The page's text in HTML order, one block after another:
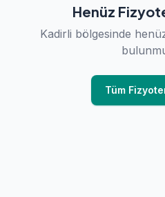
Henüz
Kadirli bölgesinde
Tüm